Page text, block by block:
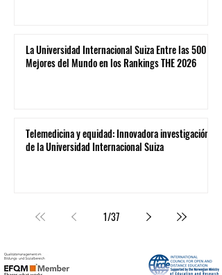
La Universidad Internacional Suiza Entre las 500
Mejores del Mundo en los Rankings THE 2026
Telemedicina y equidad: Innovadora investigación
de la Universidad Internacional Suiza
1/37